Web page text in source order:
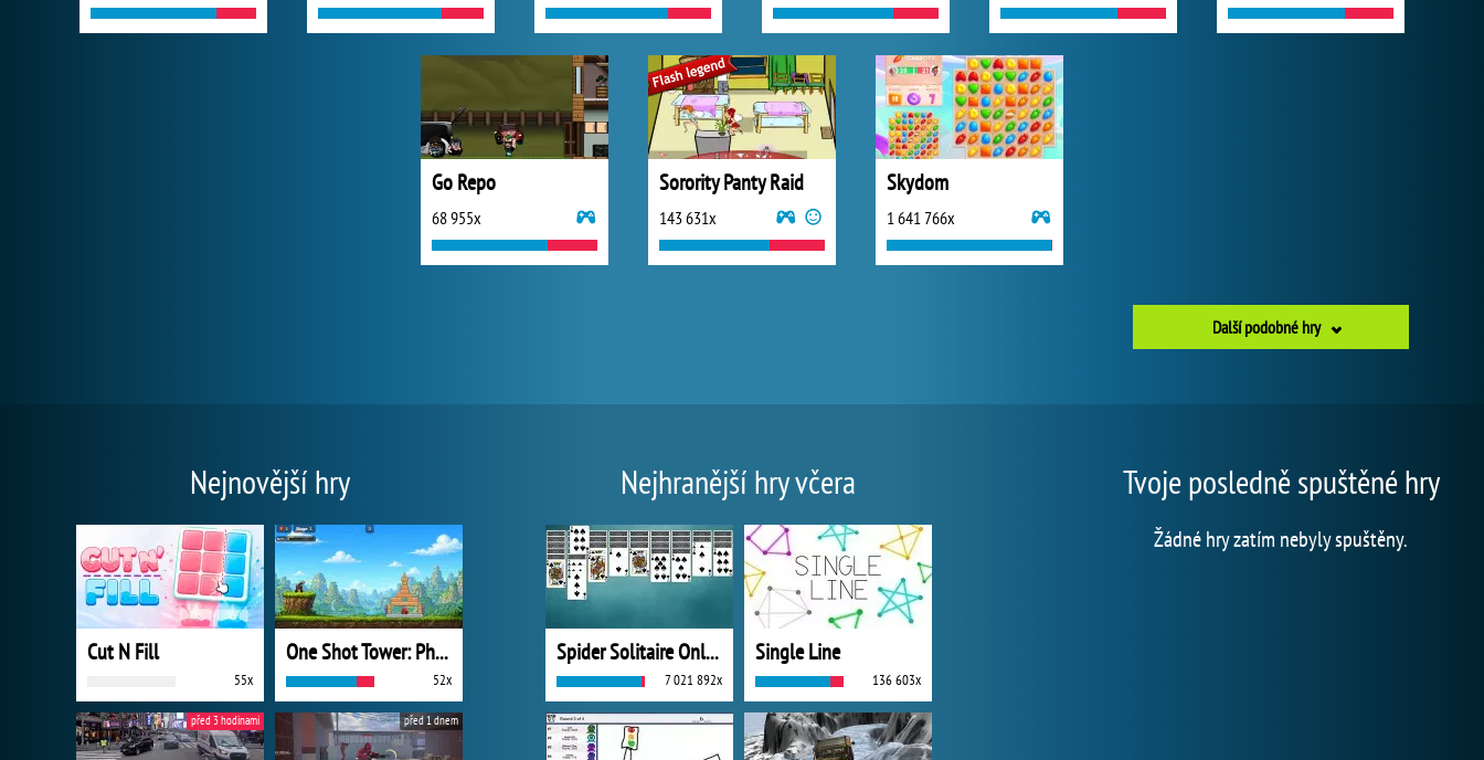
Go Repo
68 955x
Sorority Panty Raid
143 631x
Skydom
1 641 766x
Další podobné hry
Nejnovější hry
Cut N Fill
55x
One Shot Tower: Physics Destroyer
52x
před 3 hodinami před 1 dnem
Nejhranější hry včera
Spider Solitaire Online
7 021 892x
Single Line
136 603x
Tvoje posledně spuštěné hry
Žádné hry zatím nebyly spuštěny.